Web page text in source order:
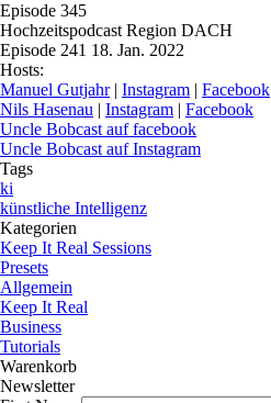
Episode 345
Hochzeitspodcast Region DACH
Episode 241 18. Jan. 2022
Hosts:
Manuel Gutjahr| Instagram | Facebook
Nils Hasenau | Instagram | Facebook
Uncle Bobcast auf facebook
Uncle Bobcast auf Instagram
Tags
ki
künstliche Intelligenz
Kategorien
Keep It Real Sessions
Presets
Allgemein
Keep It Real
Business
Tutorials
Warenkorb
Newsletter